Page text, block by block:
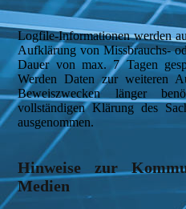
Logfile-Informationen werden
Aufklärung von Missbrauchs-
Dauer von max. 7 Tagen
Werden Daten zur weiteren
Beweiszwecken länger
vollständigen Klärung des
ausgenommen.
Hinweise zur
Medien